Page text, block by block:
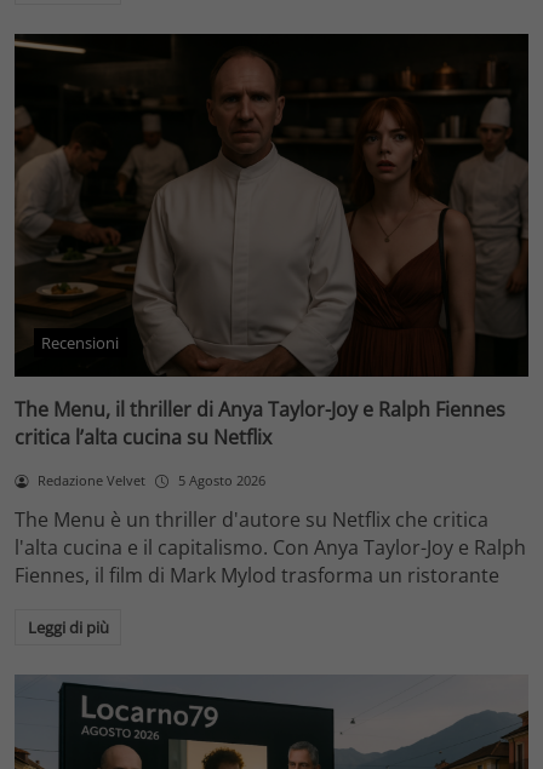
Recensioni
The Menu, il thriller di Anya Taylor-Joy e Ralph Fiennes
critica l’alta cucina su Netflix
Redazione Velvet 5 Agosto 2026
The Menu è un thriller d'autore su Netflix che critica
l'alta cucina e il capitalismo. Con Anya Taylor-Joy e Ralph
Fiennes, il film di Mark Mylod trasforma un ristorante
Leggi di più